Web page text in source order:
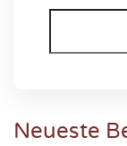
Neueste